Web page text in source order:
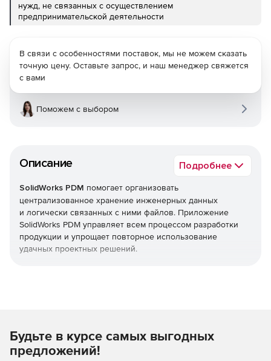
нужд, не связанных с осуществлением
предпринимательской деятельности
Описание Подробнее
SolidWorks PDM помогает организовать
централизованное хранение инженерных данных
и логически связанных с ними файлов. Приложение
SolidWorks PDM управляет всем процессом разработки
продукции и упрощает повторное использование
удачных проектных решений.
Управление версиями для исключения риска потери
В связи с особенностями поставок, мы не можем сказать
точную цену. Оставьте запрос, и наш менеджер свяжется
с вами
Поможем с выбором
Будьте в курсе самых выгодных
предложений!